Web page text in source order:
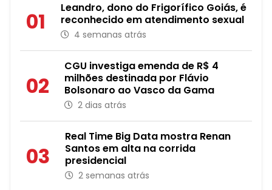
01
Leandro, dono do Frigorífico Goiás, é
reconhecido em atendimento sexual
4 semanas atrás
02
CGU investiga emenda de R$ 4
milhões destinada por Flávio
Bolsonaro ao Vasco da Gama
2 dias atrás
03
Real Time Big Data mostra Renan
Santos em alta na corrida
presidencial
2 semanas atrás